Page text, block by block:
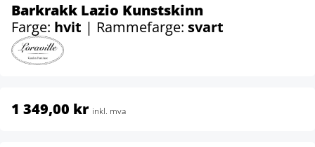
Barkrakk Lazio Kunstskinn
Farge: hvit | Rammefarge: svart
1 349,00 kr inkl. mva